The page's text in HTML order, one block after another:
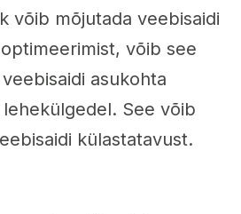
võib mõjutada veebisaidi
võib see
asukohta
See võib
külastatavust.